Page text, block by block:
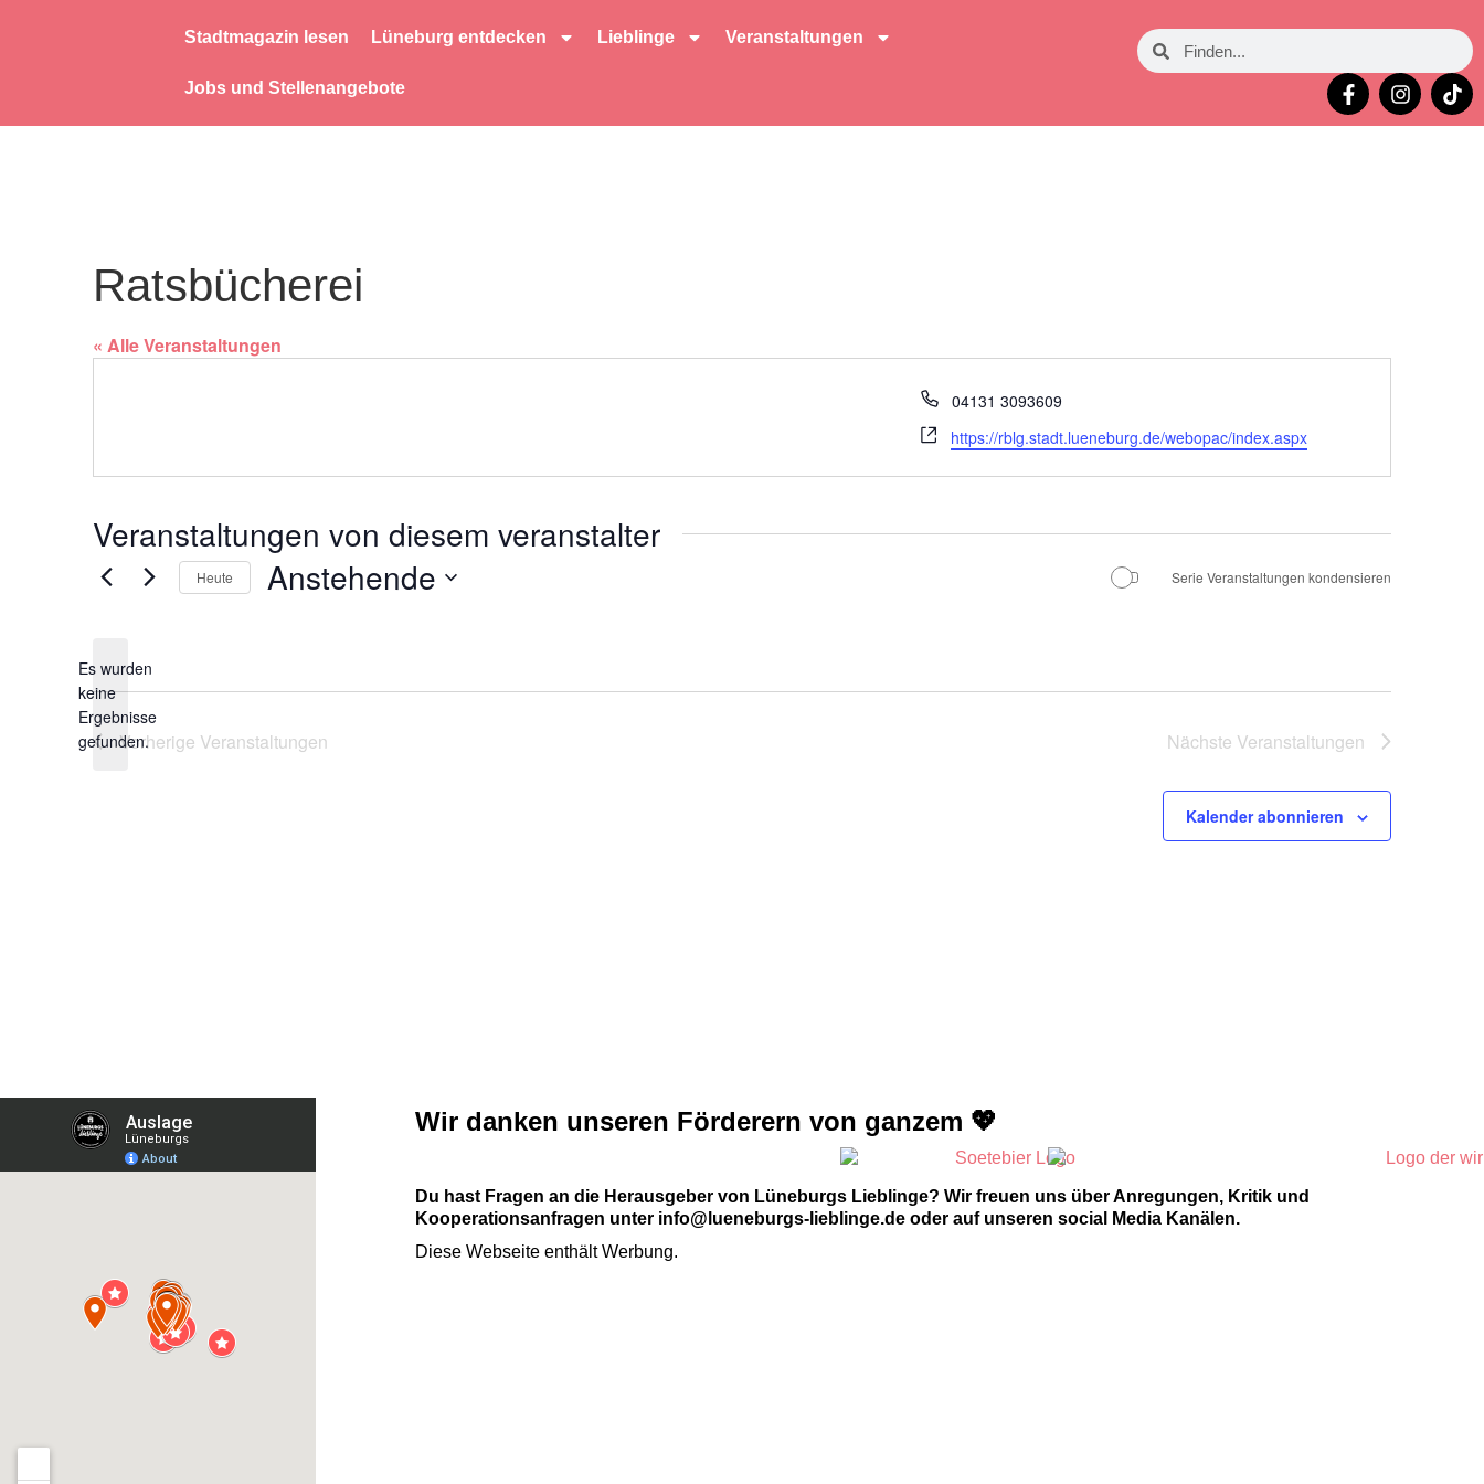
Stadtmagazin lesen Lüneburg entdecken Lieblinge Veranstaltungen
Jobs und Stellenangebote
Ratsbücherei
« Alle Veranstaltungen
Telefon
04131 3093609
Webseite
https://rblg.stadt.lueneburg.de/webopac/index.aspx
Veranstaltungen von diesem veranstalter
Hinweis
Es wurden
keine
Ergebnisse
gefunden.
Heute Anstehende Serie Veranstaltungen kondensieren
Vorherige Veranstaltungen Nächste Veranstaltungen
Kalender abonnieren
Wir danken unseren Förderern von ganzem 💖
Du hast Fragen an die Herausgeber von Lüneburgs Lieblinge? Wir freuen uns über Anregungen, Kritik und
Kooperationsanfragen unter info@lueneburgs-lieblinge.de oder auf unseren social Media Kanälen.
Diese Webseite enthält Werbung.